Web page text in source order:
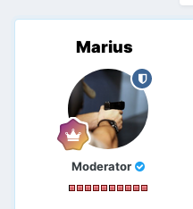
Marius
Moderator